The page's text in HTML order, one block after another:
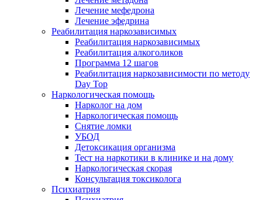
Лечение мефедрона
Лечение эфедрина
Реабилитация наркозависимых
Реабилитация наркозависимых
Реабилитация алкоголиков
Программа 12 шагов
Реабилитация наркозависимости по методу
Day Top
Наркологическая помощь
Нарколог на дом
Наркологическая помощь
Снятие ломки
УБОД
Детоксикация организма
Тест на наркотики в клинике и на дому
Наркологическая скорая
Консультация токсиколога
Психиатрия